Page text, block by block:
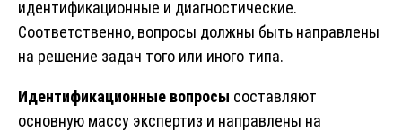
идентификационные и диагностические.
Соответственно, вопросы должны быть направлены
на решение задач того или иного типа.
Идентификационные вопросы составляют
основную массу экспертиз и направлены на